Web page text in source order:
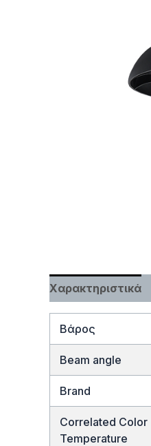
Χαρακτηριστικά
Βάρος
Beam angle
Brand
Correlated Color
Temperature